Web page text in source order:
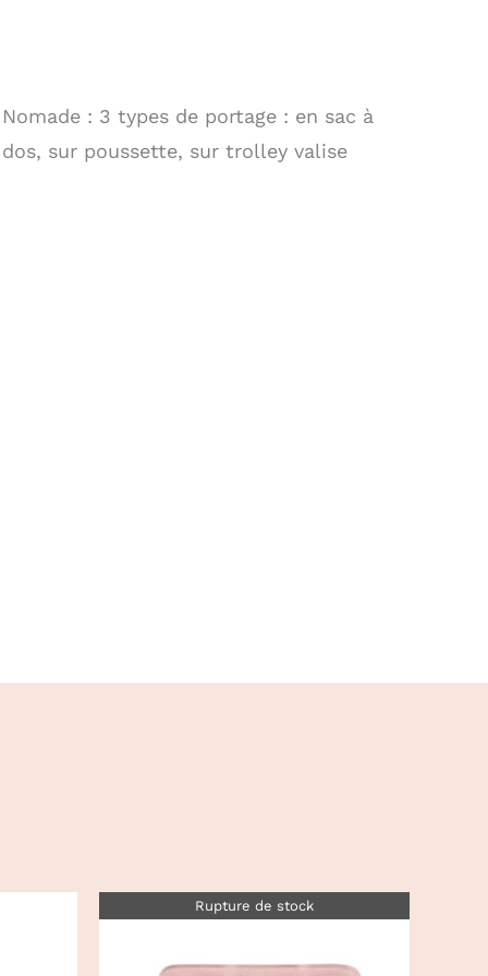
Nomade : 3 types de portage : en sac à
dos, sur poussette, sur trolley valise
Rupture de stock